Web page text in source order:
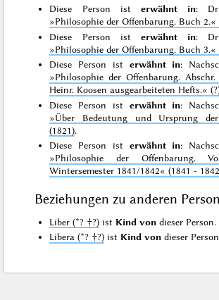
Diese Person ist erwähnt in:
»Philosophie der Offenbarung. Buch 2.«
Diese Person ist erwähnt in:
»Philosophie der Offenbarung. Buch 3.«
Diese Person ist erwähnt in:
»Philosophie der Offenbarung.
Heinr. Koosen ausgearbeiteten Hefts.«
Diese Person ist erwähnt in:
»Über Bedeutung und Ursprung
(1821).
Diese Person ist erwähnt in:
»Philosophie der Offenbarung.
Wintersemester 1841/1842« (1841 -
Beziehungen zu anderen
Liber (*? †?) ist Kind von dieser Person.
Libera (*? †?) ist Kind von dieser